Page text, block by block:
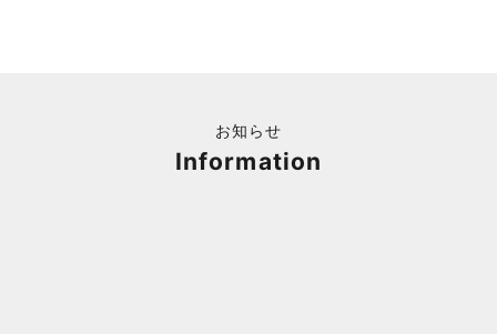
お知らせ
Information